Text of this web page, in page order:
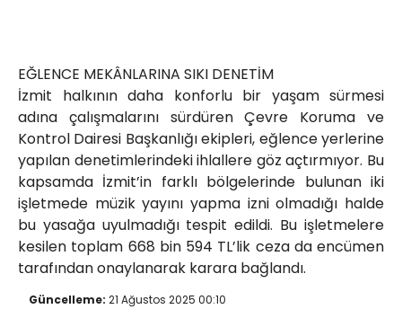
EĞLENCE MEKÂNLARINA SIKI DENETİM
İzmit halkının daha konforlu bir yaşam sürmesi
adına çalışmalarını sürdüren Çevre Koruma ve
Kontrol Dairesi Başkanlığı ekipleri, eğlence yerlerine
yapılan denetimlerindeki ihlallere göz açtırmıyor. Bu
kapsamda İzmit’in farklı bölgelerinde bulunan iki
işletmede müzik yayını yapma izni olmadığı halde
bu yasağa uyulmadığı tespit edildi. Bu işletmelere
kesilen toplam 668 bin 594 TL’lik ceza da encümen
tarafından onaylanarak karara bağlandı.
Güncelleme: 21 Ağustos 2025 00:10